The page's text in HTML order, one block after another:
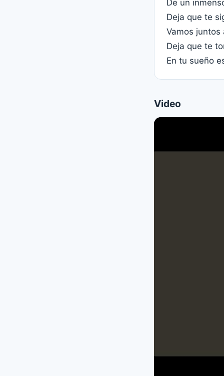
De un
Deja que te
Vamos juntos
Deja que te
En tu sueño
Video